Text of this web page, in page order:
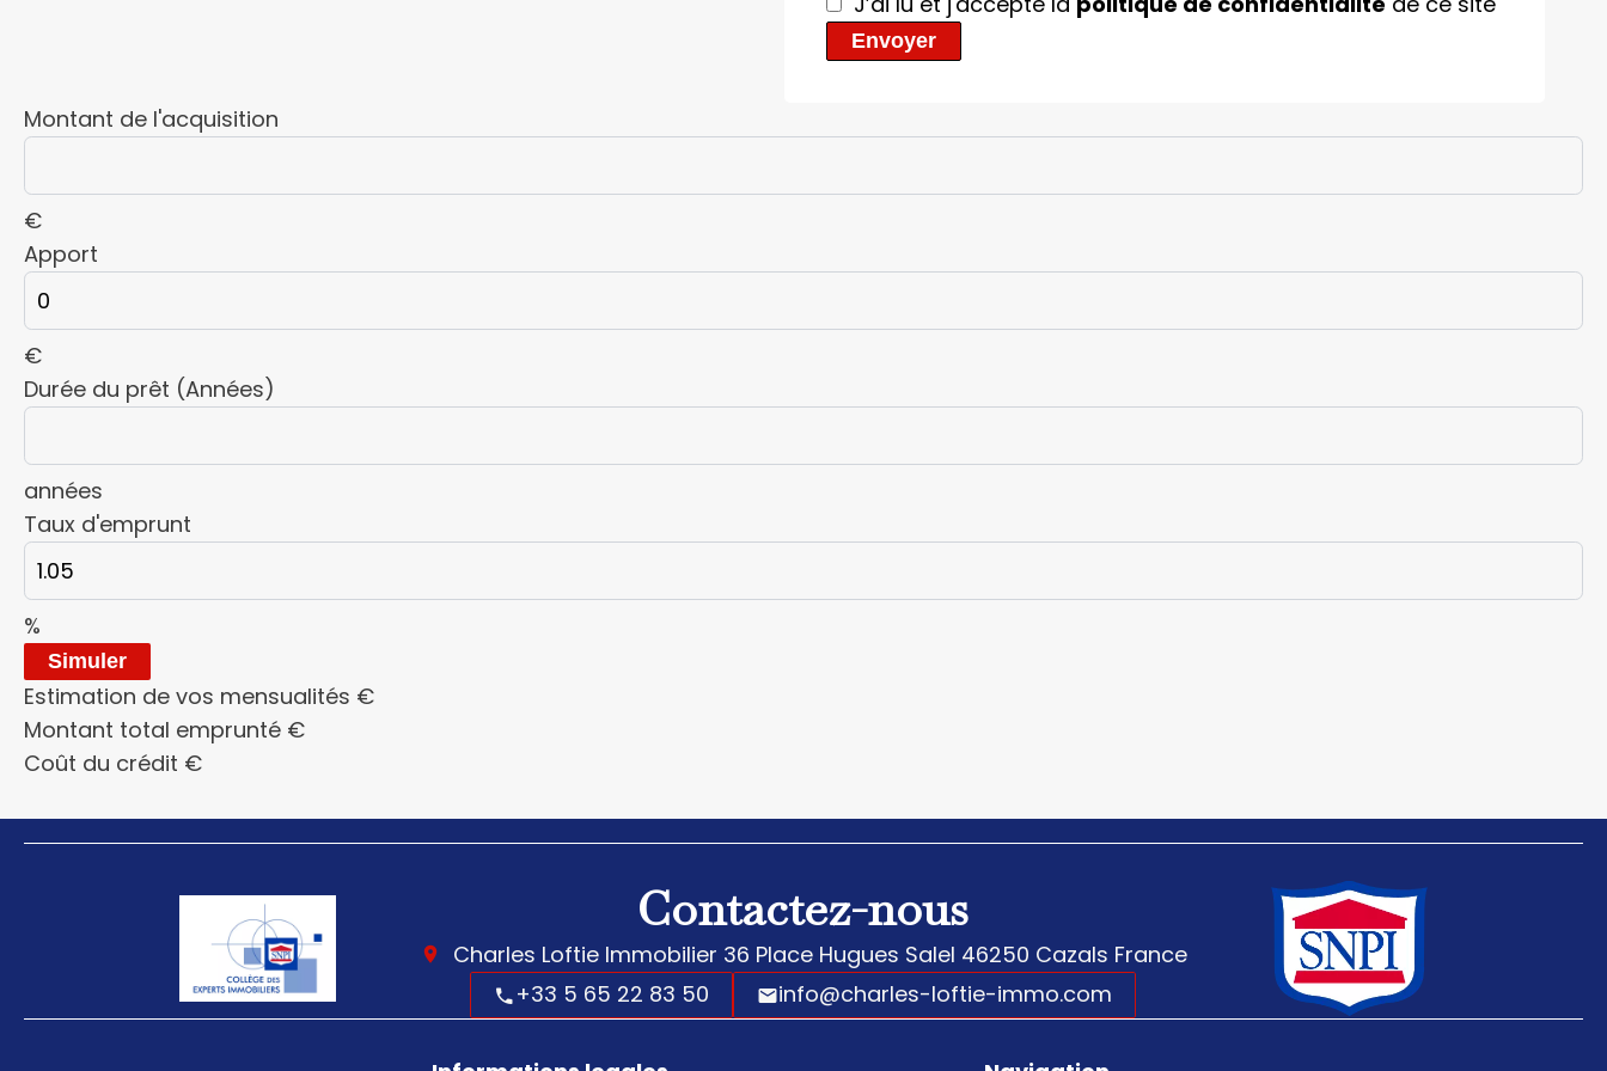
Envoyer
Montant de l'acquisition
€
Apport
€
Durée du prêt (Années)
années
Taux d'emprunt
%
Simuler
Estimation de vos mensualités €
Montant total emprunté €
Coût du crédit €
Contactez-nous
Charles Loftie Immobilier 36 Place Hugues Salel 46250 Cazals France
+33 5 65 22 83 50
info@charles-loftie-immo.com